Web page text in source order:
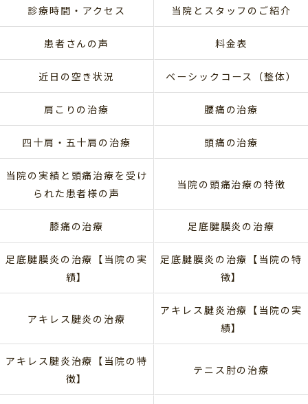
診療時間・アクセス 当院とスタッフのご紹介
患者さんの声 料金表
近日の空き状況 ベーシックコース（整体）
肩こりの治療 腰痛の治療
四十肩・五十肩の治療 頭痛の治療
当院の実績と頭痛治療を受け
られた患者様の声
当院の頭痛治療の特徴
膝痛の治療 足底腱膜炎の治療
足底腱膜炎の治療【当院の実
績】
足底腱膜炎の治療【当院の特
徴】
アキレス腱炎の治療
アキレス腱炎治療【当院の実
績】
アキレス腱炎治療【当院の特
徴】
テニス肘の治療